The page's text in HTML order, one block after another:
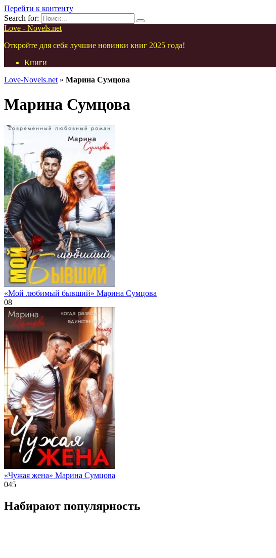
Перейти к контенту
Search for:
Love - Novels.net
Откройте для себя лучшие новинки книг 2025 года!
Книги
Love-Novels.net » Марина Сумцова
Марина Сумцова
«Мой любимый бывший» Марина Сумцова
08
«Чужая жена» Марина Сумцова
045
Набирают популярность